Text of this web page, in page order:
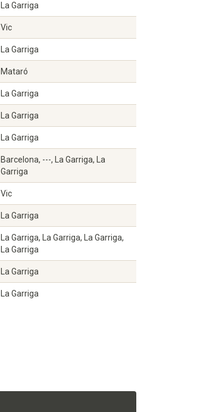
La Garriga
Vic
La Garriga
Mataró
La Garriga
La Garriga
La Garriga
Barcelona, ---, La Garriga, La
Garriga
Vic
La Garriga
La Garriga, La Garriga, La Garriga,
La Garriga
La Garriga
La Garriga